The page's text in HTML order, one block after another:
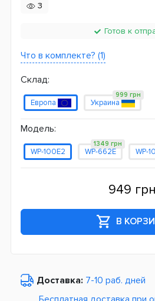
3
Готов к
Что в комплекте? (1)
Склад:
Европа Украина
999 грн
Модель:
WP-100E2 WP-662E
1349 грн
WP-
949 грн
В
Доставка: 7-10 раб. дней